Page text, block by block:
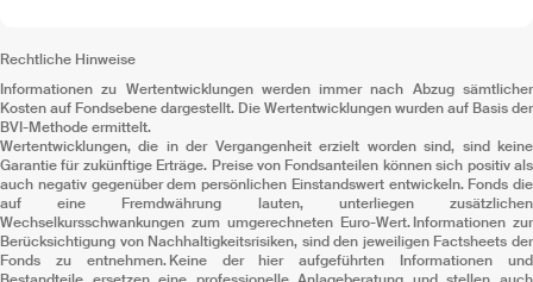
Rechtliche Hinweise
Informationen zu Wertentwicklungen werden immer nach Abzug sämtlicher
Kosten auf Fondsebene dargestellt. Die Wertentwicklungen wurden auf Basis der
BVI-Methode ermittelt.
Wertentwicklungen, die in der Vergangenheit erzielt worden sind, sind keine
Garantie für zukünftige Erträge. Preise von Fondsanteilen können sich positiv als
auch negativ gegenüber dem persönlichen Einstandswert entwickeln. Fonds die
auf eine Fremdwährung lauten, unterliegen zusätzlichen
Wechselkursschwankungen zum umgerechneten Euro-Wert. Informationen zur
Berücksichtigung von Nachhaltigkeitsrisiken, sind den jeweiligen Factsheets der
Fonds zu entnehmen. Keine der hier aufgeführten Informationen und